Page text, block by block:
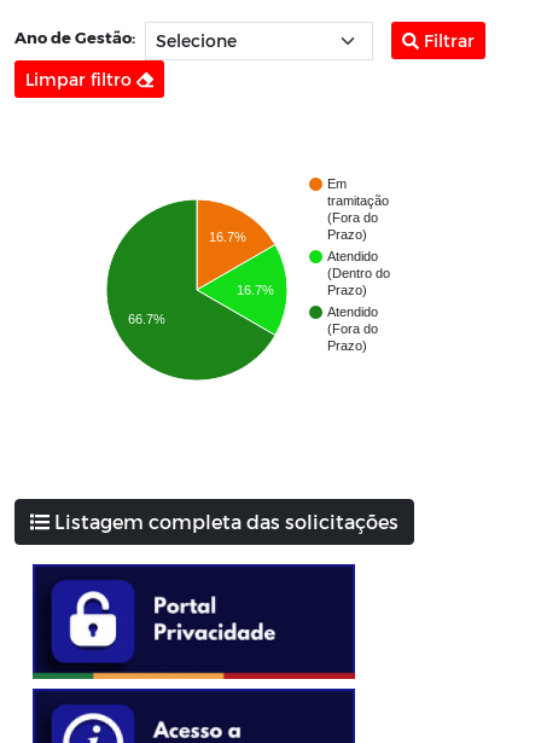
Ano de Gestão:
Filtrar
Limpar filtro
Em
tramitação
(Fora do
Prazo)
Atendido
(Dentro do
Prazo)
Atendido
(Fora do
Prazo)
16.7%
16.7%
66.7%
Listagem completa das solicitações